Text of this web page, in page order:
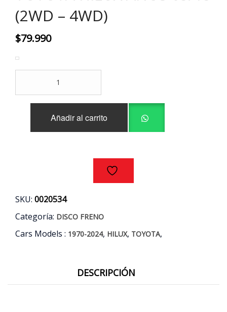
(2WD – 4WD)
$79.990
DELANTEROS
(PAR)
Añadir al carrito
SKU: 0020534
Categoría: DISCO FRENO
Cars Models : 1970-2024, HILUX, TOYOTA,
DESCRIPCIÓN